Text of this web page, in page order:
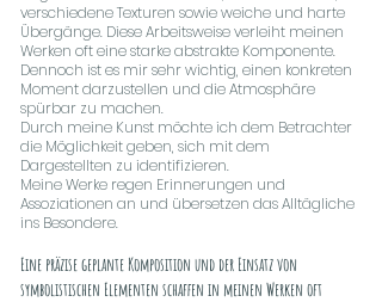
verschiedene Texturen sowie weiche und harte
Übergänge. Diese Arbeitsweise verleiht meinen
Werken oft eine starke abstrakte Komponente.
Dennoch ist es mir sehr wichtig, einen konkreten
Moment darzustellen und die Atmosphäre
spürbar zu machen.
Durch meine Kunst möchte ich dem Betrachter
die Möglichkeit geben, sich mit dem
Dargestellten zu identifizieren.
Meine Werke regen Erinnerungen und
Assoziationen an und übersetzen das Alltägliche
ins Besondere.
Eine präzise geplante Komposition und der Einsatz von
symbolistischen Elementen schaffen in meinen Werken oft